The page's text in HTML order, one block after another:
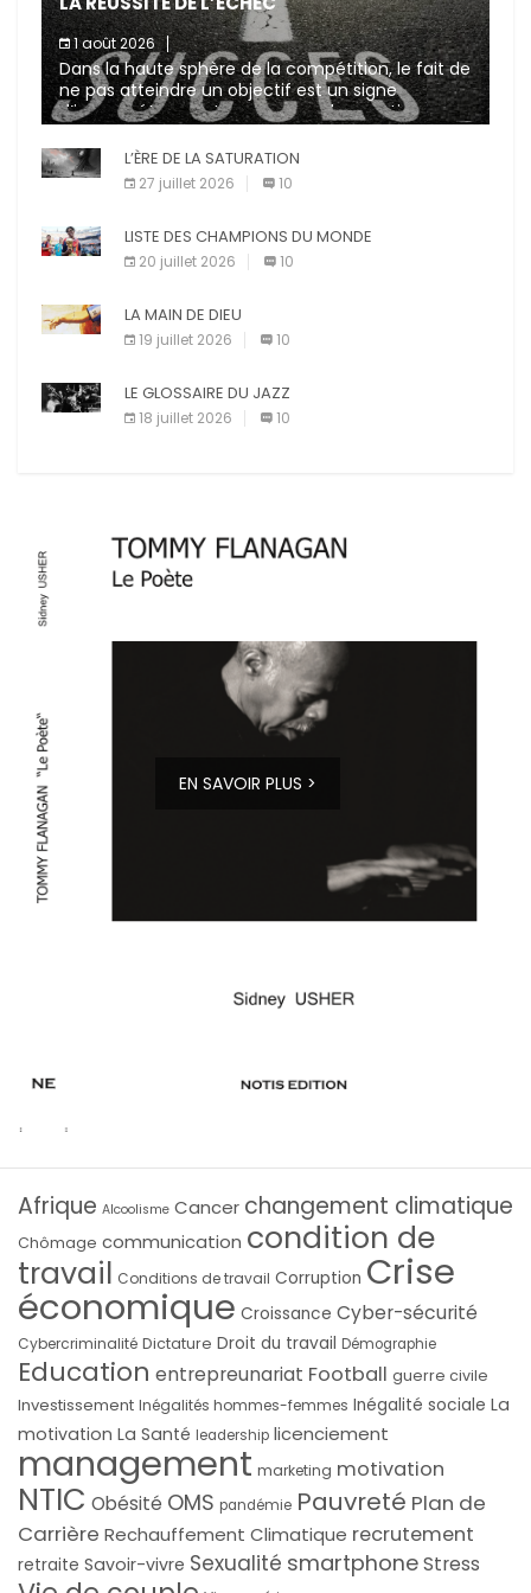
1 août 2026
Dans la haute sphère de la compétition, le fait de
ne pas atteindre un objectif est un signe
d’incompétence et une source de sanctions
diverses (avertissement, […]
L’ÈRE DE LA SATURATION
27 juillet 2026 10
LISTE DES CHAMPIONS DU MONDE
20 juillet 2026 10
LA MAIN DE DIEU
19 juillet 2026 10
LE GLOSSAIRE DU JAZZ
18 juillet 2026 10
EN SAVOIR PLUS >
Afrique Alcoolisme Cancer changement climatique
Chômage communication condition de
travail Conditions de travail Corruption Crise
économique Croissance Cyber-sécurité
Cybercriminalité Dictature Droit du travail Démographie
Education entrepreunariat Football guerre civile
Investissement Inégalités hommes-femmes Inégalité sociale La
motivation La Santé leadership licenciement
management marketing motivation
NTIC Obésité OMS pandémie Pauvreté Plan de
Carrière Rechauffement Climatique recrutement
retraite Savoir-vivre Sexualité smartphoneStress